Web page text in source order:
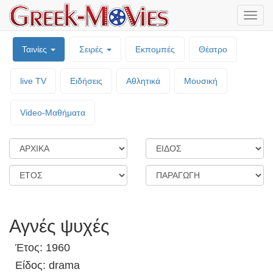
Ταινίες Σειρές Εκπομπές Θέατρο
live TV Ειδήσεις Αθλητικά Μουσική
Video-Mαθήματα
Αγνές ψυχές
Έτος: 1960
Είδος: drama